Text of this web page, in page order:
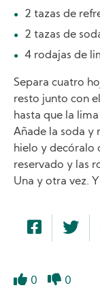
2 tazas de
2 tazas de
4 rodajas de
Separa cuatro
resto junto con
hasta que la
Añade la soda y
hielo y decóralo
reservado y las
Una y otra vez.
0 0